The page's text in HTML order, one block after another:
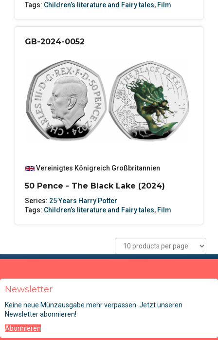
Tags: Children’s literature and Fairy tales, Film
GB-2024-0052
Vereinigtes Königreich Großbritannien
50 Pence - The Black Lake (2024)
Series: 25 Years Harry Potter
Tags: Children’s literature and Fairy tales, Film
Newsletter
Keine neue Münzausgabe mehr verpassen. Jetzt unseren
Newsletter abonnieren!
Abonnieren